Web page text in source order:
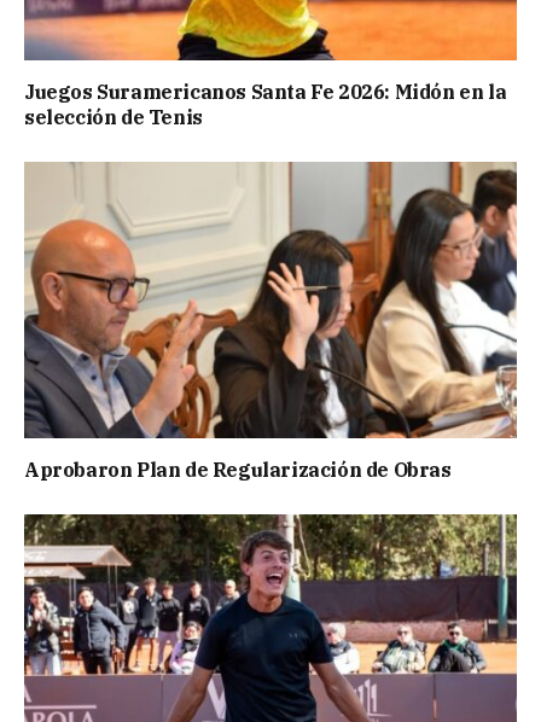
Juegos Suramericanos Santa Fe 2026: Midón en la
selección de Tenis
Aprobaron Plan de Regularización de Obras